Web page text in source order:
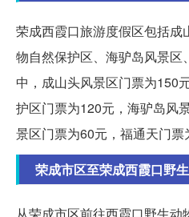
荣成西霞口旅游度假区包括成
物自然保护区、海驴岛风景
中，成山头风景区门票为150
护区门票为120元，海驴岛风
景区门票为60元，福通天门票
荣成市区至荣成西霞口野